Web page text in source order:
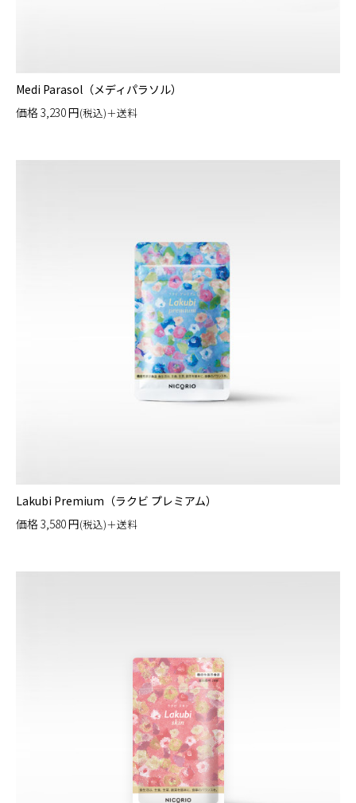
Medi Parasol（メディパラソル）
価格3,230円(税込)＋送料
Lakubi Premium（ラクビ プレミアム）
価格3,580円(税込)＋送料